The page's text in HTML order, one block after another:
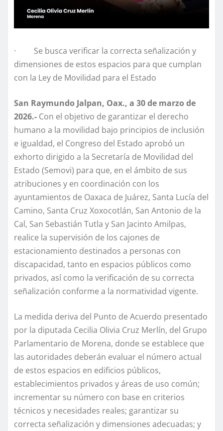
· Se busca verificar la correcta señalización y
dimensiones de estos espacios para que cumplan
con la Ley de Movilidad para el Estado
San Raymundo Jalpan, Oax., a 30 de marzo de
2026.- Con el objetivo de garantizar el derecho
humano a la movilidad bajo principios de inclusión
e igualdad, el Congreso del Estado aprobó un
exhorto dirigido a la Secretaría de Movilidad del
Estado (Semovi) para que, en el ámbito de sus
atribuciones y en coordinación con los
ayuntamientos de Oaxaca de Juárez, Santa Lucía del
Camino, Santa Cruz Xoxocotlán, San Antonio de la
Cal, San Sebastián Tutla y San Jacinto Amilpas,
realice la supervisión de los cajones de
estacionamiento destinados a personas con
discapacidad, tanto en espacios públicos como
privados, así como la verificación de su correcta
señalización conforme a la normatividad vigente.
La medida deriva del Punto de Acuerdo presentado
por la diputada Cecilia Olivia Cruz Merlín, del Grupo
Parlamentario de Morena, donde se establece que
las autoridades deberán evaluar el número actual
de estos espacios en edificios públicos,
establecimientos privados y áreas de uso común;
incrementar su número con base en criterios
técnicos y necesidades reales; garantizar su
correcta señalización y dimensiones adecuadas; y